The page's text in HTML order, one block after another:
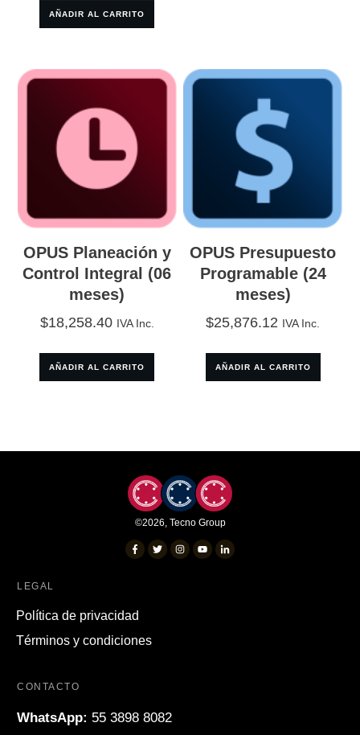
AÑADIR AL CARRITO
OPUS Planeación y
Control Integral (06
meses)
$18,258.40 IVA Inc.
AÑADIR AL CARRITO
OPUS Presupuesto
Programable (24
meses)
$25,876.12 IVA Inc.
AÑADIR AL CARRITO
©2026, Tecno Group
LEGAL
Política de privacidad
Términos y condiciones
CONTACTO
WhatsApp: 55 3898 8082